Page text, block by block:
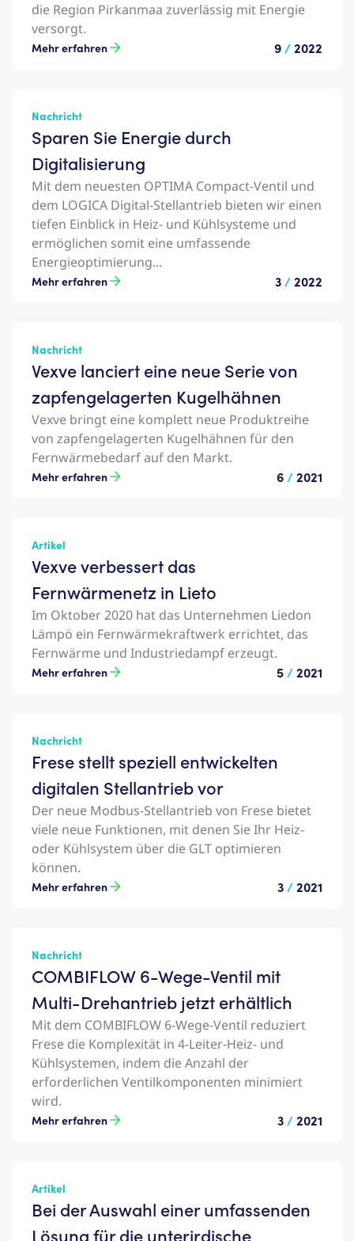
die Region Pirkanmaa zuverlässig mit Energie
versorgt.
Mehr erfahren 9 /2022
Nachricht
Sparen Sie Energie durch
Digitalisierung
Mit dem neuesten OPTIMA Compact-Ventil und
dem LOGICA Digital-Stellantrieb bieten wir einen
tiefen Einblick in Heiz- und Kühlsysteme und
ermöglichen somit eine umfassende
Energieoptimierung...
Mehr erfahren 3 /2022
Nachricht
Vexve lanciert eine neue Serie von
zapfengelagerten Kugelhähnen
Vexve bringt eine komplett neue Produktreihe
von zapfengelagerten Kugelhähnen für den
Fernwärmebedarf auf den Markt.
Mehr erfahren 6 /2021
Artikel
Vexve verbessert das
Fernwärmenetz in Lieto
Im Oktober 2020 hat das Unternehmen Liedon
Lämpö ein Fernwärmekraftwerk errichtet, das
Fernwärme und Industriedampf erzeugt.
Mehr erfahren 5 /2021
Nachricht
Frese stellt speziell entwickelten
digitalen Stellantrieb vor
Der neue Modbus-Stellantrieb von Frese bietet
viele neue Funktionen, mit denen Sie Ihr Heiz-
oder Kühlsystem über die GLT optimieren
können.
Mehr erfahren 3 /2021
Nachricht
COMBIFLOW 6-Wege-Ventil mit
Multi-Drehantrieb jetzt erhältlich
Mit dem COMBIFLOW 6-Wege-Ventil reduziert
Frese die Komplexität in 4-Leiter-Heiz- und
Kühlsystemen, indem die Anzahl der
erforderlichen Ventilkomponenten minimiert
wird.
Mehr erfahren 3 /2021
Artikel
Bei der Auswahl einer umfassenden
Lösung für die unterirdische